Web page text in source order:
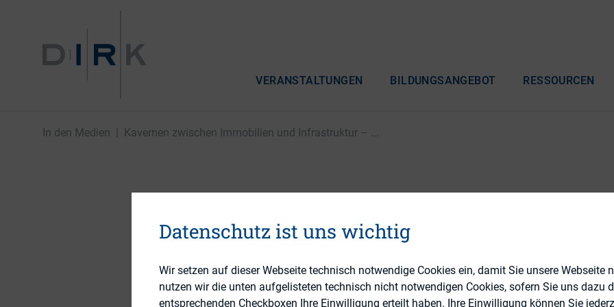
VERANSTALTUNGEN BILDUNGSANGEBOT RESSOURCEN
In den Medien Kavernen zwischen Immobilien und Infrastruktur – ...
Kavernen zwischen Immobilien
Infrastruktur – Investoren auf der
nach der idealen
Datenschutz ist uns wichtig
Wir setzen auf dieser Webseite technisch notwendige Cookies ein, damit Sie unsere Webseite
nutzen wir die unten aufgelisteten technisch nicht notwendigen Cookies, sofern Sie uns dazu
entsprechenden Checkboxen Ihre Einwilligung erteilt haben. Ihre Einwilligung können Sie